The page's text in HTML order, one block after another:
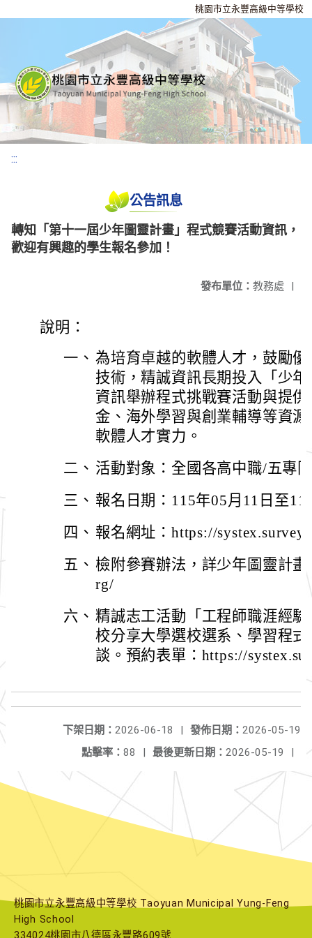
桃園市立永豐高級中等學校
:::
公告訊息
轉知「第十一屆少年圖靈計畫」程式競賽活動資訊，
歡迎有興趣的學生報名參加！
發布單位： 教務處 |
說明：
一、 為培育卓越的軟體人才，鼓勵
技術，精誠資訊長期投入「少
資訊舉辦程式挑戰賽活動與提
金、海外學習與創業輔導等資
軟體人才實力。
二、 活動對象：全國各高中職/五專
三、 報名日期：115年05月11日至
四、 報名網址：https://
五、 檢附參賽辦法，詳少年圖靈計
rg/
六、 精誠志工活動「工程師職涯經
校分享大學選校選系、學習程
談。預約表單：https://
發佈日期： 2026-05-19
下架日期： 2026-06-18
|
最後更新日期： 2026-05-19 |
點擊率： 88 |
桃園市立永豐高級中等學校 Taoyuan Municipal Yung-Feng
High School
334024桃園市八德區永豐路609號